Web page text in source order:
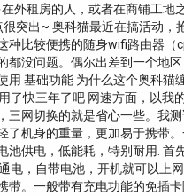
外租房的人，或者在商铺工
突出~ 奥科猫最近在搞活动，
种比较便携的随身wifi路由器
都没问题。偶尔出差到一个地
用 基础功能 为什么这个奥科
了快三年了吧 网速方面，以
三网切换的就是省心一些。我
了机身的重量，更加易于携带
池供电，低能耗，特别耐用.
电，自带电池，开机就可以上
带。一般带有充电功能的免插